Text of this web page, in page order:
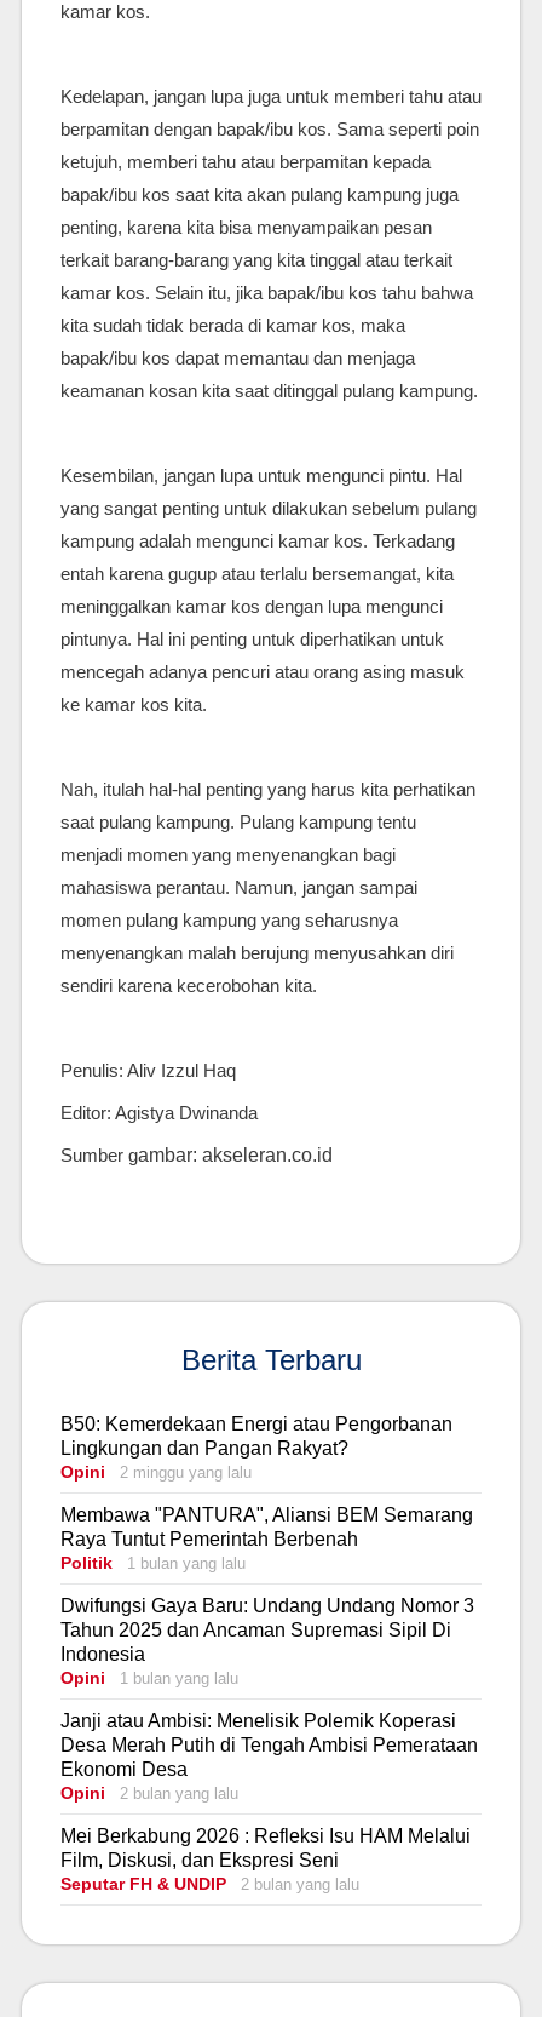
kamar kos.
Kedelapan, jangan lupa juga untuk memberi tahu atau
berpamitan dengan bapak/ibu kos. Sama seperti poin
ketujuh, memberi tahu atau berpamitan kepada
bapak/ibu kos saat kita akan pulang kampung juga
penting, karena kita bisa menyampaikan pesan
terkait barang-barang yang kita tinggal atau terkait
kamar kos. Selain itu, jika bapak/ibu kos tahu bahwa
kita sudah tidak berada di kamar kos, maka
bapak/ibu kos dapat memantau dan menjaga
keamanan kosan kita saat ditinggal pulang kampung.
Kesembilan, jangan lupa untuk mengunci pintu. Hal
yang sangat penting untuk dilakukan sebelum pulang
kampung adalah mengunci kamar kos. Terkadang
entah karena gugup atau terlalu bersemangat, kita
meninggalkan kamar kos dengan lupa mengunci
pintunya. Hal ini penting untuk diperhatikan untuk
mencegah adanya pencuri atau orang asing masuk
ke kamar kos kita.
Nah, itulah hal-hal penting yang harus kita perhatikan
saat pulang kampung. Pulang kampung tentu
menjadi momen yang menyenangkan bagi
mahasiswa perantau. Namun, jangan sampai
momen pulang kampung yang seharusnya
menyenangkan malah berujung menyusahkan diri
sendiri karena kecerobohan kita.
Penulis: Aliv Izzul Haq
Editor: Agistya Dwinanda
Sumber gambar: akseleran.co.id
Berita Terbaru
B50: Kemerdekaan Energi atau Pengorbanan
Lingkungan dan Pangan Rakyat?
Opini 2 minggu yang lalu
Membawa "PANTURA", Aliansi BEM Semarang
Raya Tuntut Pemerintah Berbenah
Politik 1 bulan yang lalu
Dwifungsi Gaya Baru: Undang Undang Nomor 3
Tahun 2025 dan Ancaman Supremasi Sipil Di
Indonesia
Opini 1 bulan yang lalu
Janji atau Ambisi: Menelisik Polemik Koperasi
Desa Merah Putih di Tengah Ambisi Pemerataan
Ekonomi Desa
Opini 2 bulan yang lalu
Mei Berkabung 2026 : Refleksi Isu HAM Melalui
Film, Diskusi, dan Ekspresi Seni
Seputar FH & UNDIP 2 bulan yang lalu